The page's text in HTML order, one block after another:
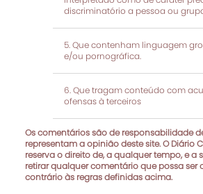
discriminatório a pessoa ou
Que contenham linguagem
e/ou pornográfica.
Que tragam conteúdo com
ofensas à terceiros
Os comentários são de responsabilidade
representam a opinião deste site. O Diário
reserva o direito de, a qualquer tempo, e a
retirar qualquer comentário que possa ser
contrário às regras definidas acima.